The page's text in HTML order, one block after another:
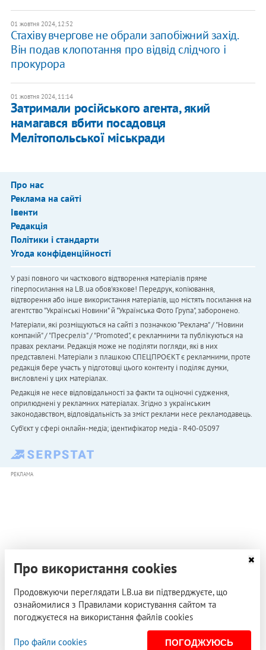
01 жовтня 2024, 12:52
Стахіву вчергове не обрали запобіжний захід.
Він подав клопотання про відвід слідчого і
прокурора
01 жовтня 2024, 11:14
Затримали російського агента, який
намагався вбити посадовця
Мелітопольської міськради
Про нас
Реклама на сайті
Івенти
Редакція
Політики і стандарти
Угода конфіденційності
У разі повного чи часткового відтворення матеріалів пряме
гіперпосилання на LB.ua обов'язкове! Передрук, копіювання,
відтворення або інше використання матеріалів, що містять посилання на
агентство "Українськi Новини" й "Українська Фото Група", заборонено.
Матеріали, які розміщуються на сайті з позначкою "Реклама" / "Новини
компаній" / "Пресреліз" / "Promoted", є рекламними та публікуються на
правах реклами. Редакція може не поділяти погляди, які в них
представлені. Матеріали з плашкою СПЕЦПРОЄКТ є рекламними, проте
редакція бере участь у підготовці цього контенту і поділяє думки,
висловлені у цих матеріалах.
Редакція не несе відповідальності за факти та оціночні судження,
оприлюднені у рекламних матеріалах. Згідно з українським
законодавством, відповідальність за зміст реклами несе рекламодавець.
Cуб'єкт у сфері онлайн-медіа; ідентифікатор медіа - R40-05097
РЕКЛАМА
Про використання cookies
Продовжуючи переглядати LB.ua ви підтверджуєте, що
ознайомилися з Правилами користування сайтом та
погоджуєтеся на використання файлів cookies
Про файли cookies ПОГОДЖУЮСЬ